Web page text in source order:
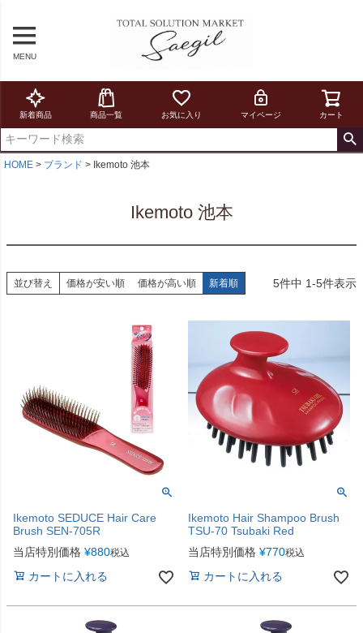
MENU
新着商品 商品一覧 お気に入り マイページ カート
HOME ブランド Ikemoto 池本
Ikemoto 池本
並び替え 価格が安い順 価格が高い順 新着順 5件中 1-5件表示
Ikemoto SEDUCE Hair Care
Brush SEN-705R
当店特別価格 ¥880税込
カートに入れる
Ikemoto Hair Shampoo Brush
TSU-70 Tsubaki Red
当店特別価格 ¥770税込
カートに入れる